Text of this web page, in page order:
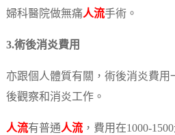
婦科醫院做無痛人流手術。
3.術後消炎費用
亦跟個人體質有關，術後消炎費
後觀察和消炎工作。
人流有普通人流，費用在1000-